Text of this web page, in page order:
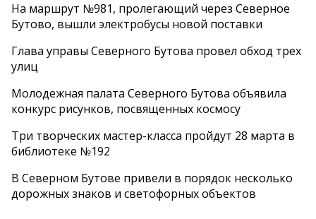
На маршрут №981, пролегающий через Северное
Бутово, вышли электробусы новой поставки
Глава управы Северного Бутова провел обход трех
улиц
Молодежная палата Северного Бутова объявила
конкурс рисунков, посвященных космосу
Три творческих мастер-класса пройдут 28 марта в
библиотеке №192
В Северном Бутове привели в порядок несколько
дорожных знаков и светофорных объектов